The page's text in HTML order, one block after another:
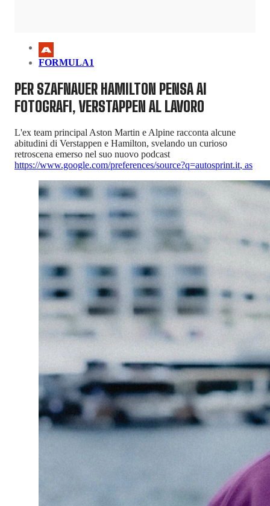
FORMULA1
PER SZAFNAUER HAMILTON PENSA AI
FOTOGRAFI, VERSTAPPEN AL LAVORO
L'ex team principal Aston Martin e Alpine racconta alcune
abitudini di Verstappen e Hamilton, svelando un curioso
retroscena emerso nel suo nuovo podcast
https://www.google.com/preferences/source?q=autosprint.it, as